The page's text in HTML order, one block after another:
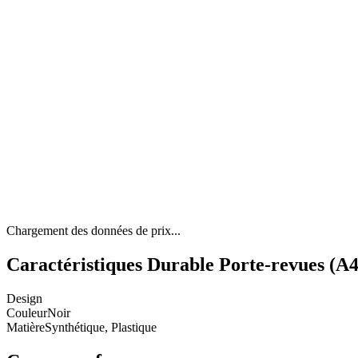
Chargement des données de prix...
Caractéristiques Durable Porte-revues
Design
CouleurNoir
MatièreSynthétique, Plastique